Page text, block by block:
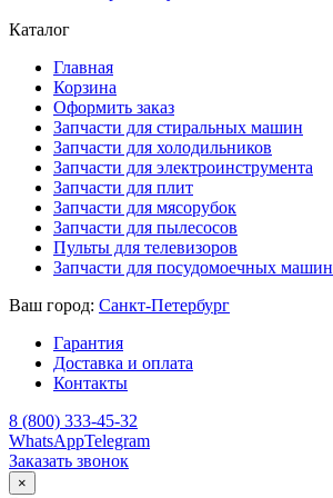
Каталог
Главная
Корзина
Оформить заказ
Запчасти для стиральных машин
Запчасти для холодильников
Запчасти для электроинструмента
Запчасти для плит
Запчасти для мясорубок
Запчасти для пылесосов
Пульты для телевизоров
Запчасти для посудомоечных машин
Ваш город: Санкт-Петербург
Гарантия
Доставка и оплата
Контакты
8 (800) 333-45-32
WhatsAppTelegram
Заказать звонок
×